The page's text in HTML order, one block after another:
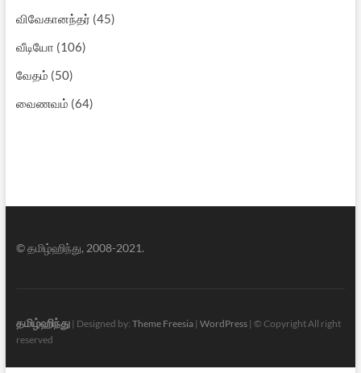
விவேகானந்தர் (45)
வீடியோ (106)
வேதம் (50)
வைணவம் (64)
© தமிழ்ஹிந்து, 2008-2021.
தமிழ்ஹிந்து| Designed by: Theme Freesia| WordPress| © Copyright All right
reserved